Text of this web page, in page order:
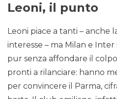
Leoni, il punto
Leoni piace a tanti – anche
interesse – ma Milan e Inter
pur senza affondare il
pronti a rilanciare: hanno
per convincere il Parma,